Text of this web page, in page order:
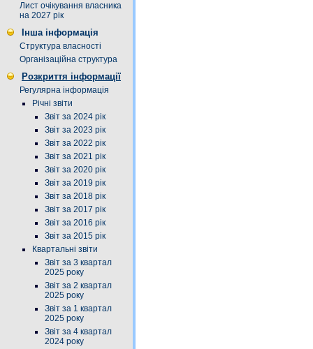
Лист очікування власника
на 2027 рік
Інша інформація
Структура власності
Організаційна структура
Розкриття інформації
Регулярна інформація
Річні звіти
Звіт за 2024 рік
Звіт за 2023 рік
Звіт за 2022 рік
Звіт за 2021 рік
Звіт за 2020 рік
Звіт за 2019 рік
Звіт за 2018 рік
Звіт за 2017 рік
Звіт за 2016 рік
Звіт за 2015 рік
Квартальні звіти
Звіт за 3 квартал
2025 року
Звіт за 2 квартал
2025 року
Звіт за 1 квартал
2025 року
Звіт за 4 квартал
2024 року